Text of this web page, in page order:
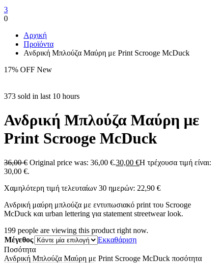
3
0
Αρχική
Προϊόντα
Ανδρική Μπλούζα Μαύρη με Print Scrooge McDuck
17% OFF New
373 sold in last 10 hours
Ανδρική Μπλούζα Μαύρη με
Print Scrooge McDuck
36,00€ Original price was: 36,00 €.30,00 €Η τρέχουσα τιμή είναι:
30,00 €.
Χαμηλότερη τιμή τελευταίων 30 ημερών: 22,90 €
Ανδρική μαύρη μπλούζα με εντυπωσιακό print του Scrooge
McDuck και urban lettering για statement streetwear look.
199 people are viewing this product right now.
Μέγεθος
Εκκαθάριση
Ποσότητα
Ανδρική Μπλούζα Μαύρη με Print Scrooge McDuck ποσότητα